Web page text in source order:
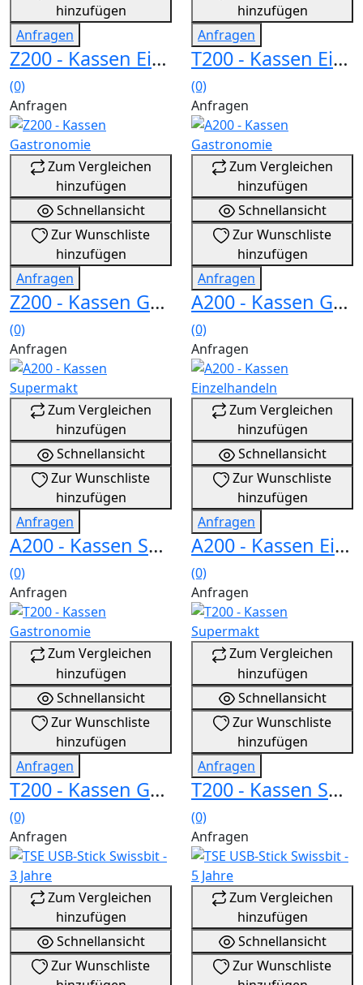
hinzufügen
Anfragen
Z200 - Kassen Einzelhandeln
(0)
Anfragen
hinzufügen
Anfragen
T200 - Kassen Einzelhandeln
(0)
Anfragen
Zum Vergleichen
hinzufügen
Schnellansicht
Zur Wunschliste
hinzufügen
Anfragen
Z200 - Kassen Gastronomie
(0)
Anfragen
Zum Vergleichen
hinzufügen
Schnellansicht
Zur Wunschliste
hinzufügen
Anfragen
A200 - Kassen Gastronomie
(0)
Anfragen
Zum Vergleichen
hinzufügen
Schnellansicht
Zur Wunschliste
hinzufügen
Anfragen
A200 - Kassen Supermakt
(0)
Anfragen
Zum Vergleichen
hinzufügen
Schnellansicht
Zur Wunschliste
hinzufügen
Anfragen
A200 - Kassen Einzelhandeln
(0)
Anfragen
Zum Vergleichen
hinzufügen
Schnellansicht
Zur Wunschliste
hinzufügen
Anfragen
T200 - Kassen Gastronomie
(0)
Anfragen
Zum Vergleichen
hinzufügen
Schnellansicht
Zur Wunschliste
hinzufügen
Anfragen
T200 - Kassen Supermakt
(0)
Anfragen
Zum Vergleichen
hinzufügen
Schnellansicht
Zur Wunschliste
Zum Vergleichen
hinzufügen
Schnellansicht
Zur Wunschliste